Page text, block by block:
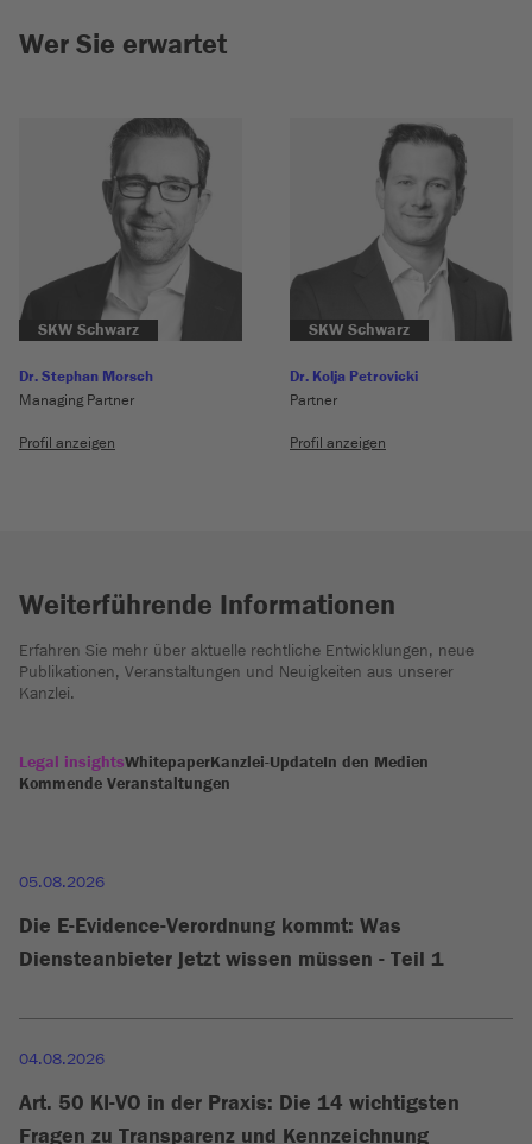
Wer Sie erwartet
SKW Schwarz
Dr. Stephan Morsch
Managing Partner
Profil anzeigen
SKW Schwarz
Dr. Kolja Petrovicki
Partner
Profil anzeigen
Weiterführende Informationen
Erfahren Sie mehr über aktuelle rechtliche Entwicklungen, neue
Publikationen, Veranstaltungen und Neuigkeiten aus unserer
Kanzlei.
Legal insightsWhitepaperKanzlei-UpdateIn den Medien
Kommende Veranstaltungen
05.08.2026
Die E-Evidence-Verordnung kommt: Was
Diensteanbieter jetzt wissen müssen - Teil 1
04.08.2026
Art. 50 KI-VO in der Praxis: Die 14 wichtigsten
Fragen zu Transparenz und Kennzeichnung